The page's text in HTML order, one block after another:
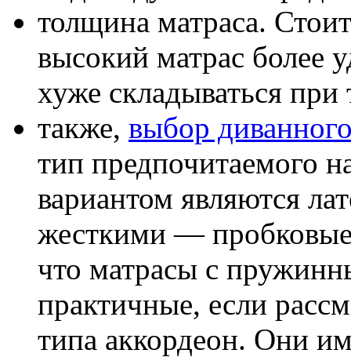
толщина матраса.
высокий матрас более
хуже складываться
также, выбор
тип предпочитаемого
вариантом являются
жесткими —
что матрасы с
практичные, если
типа аккордеон. Они